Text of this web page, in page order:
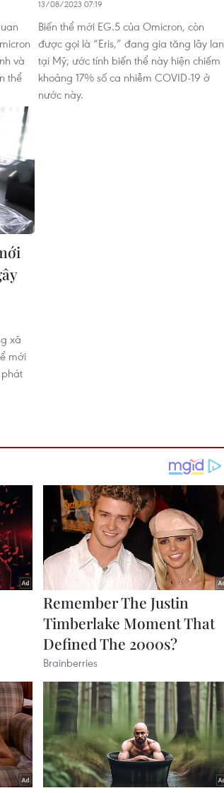
và
thể
13/08/2023 07:19
Biến thể mới EG.5 của Omicron, còn
được gọi là “Eris,” đang gia tăng lây lan
tại Mỹ; ước tính biến thể này hiện chiếm
khoảng 17% số ca nhiễm COVID-19 ở
nước này.
xã
mới